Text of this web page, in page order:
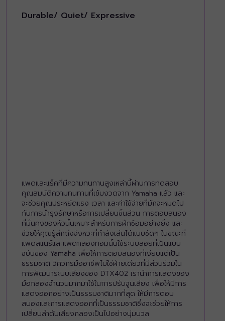
Durable/ Quiet/ Expressive
แพดและแร็คที่มีความทนทานสูงเหล่านี้ผ่านการทดสอบ
คุณสมบัติความทนทานที่เข้มงวดจาก Yamaha แล้ว และ
จะช่วยคุณประหยัดแรง เวลา และค่าใช้จ่ายที่มักจะหมดไป
กับการบำรุงรักษาหรือการเปลี่ยนชิ้นส่วน การตอบสนอง
ที่มั่นคงของหัวนั้นเหมาะสำหรับการฝึกซ้อมอย่างยิ่ง และ
ช่วยให้คุณรู้สึกถึงจังหวะที่กำลังเล่นได้แบบชัดๆ ในขณะที่
แพดสแนร์และแพดกลองทอมนั้นใช้ระบบลอยที่เป็นแบบ
ฉบับของ Yamaha เพื่อให้การตอบสนองที่เงียบแต่เป็น
ธรรมชาติ วิศวกรมืออาชีพไม่ใช่ฝ่ายเดียวที่มีส่วนร่วมใน
การพัฒนาระบบเสียงของ DTX402 เรานำการแสดงของ
มือกลองจำนวนมากมาใช้ในการปรับจูนเสียง เพื่อให้มีการ
แสดงออกอย่างเป็นธรรมชาติมากที่สุด ให้มีการตอบ
สนองและการแสดงออกที่เป็นธรรมชาติซึ่งจะช่วยให้การ
เปลี่ยนลำดับเสียงกลองเป็นไปอย่างนุ่มนวล